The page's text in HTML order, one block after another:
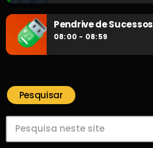
Pendrive de Sucessos
08:00 - 08:59
Pesquisar